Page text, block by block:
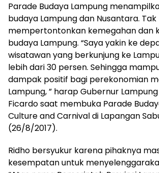
Parade Budaya Lampung
budaya Lampung dan Nusantara.
mempertontonkan kemegahan dan
budaya Lampung. “Saya yakin ke
wisatawan yang berkunjung ke
lebih dari 30 persen. Sehingga
dampak positif bagi perekonomian
Lampung, ” harap Gubernur Lampung
Ficardo saat membuka Parade
Culture and Carnival di Lapangan
(26/8/2017).
Ridho bersyukur karena pihaknya
kesempatan untuk